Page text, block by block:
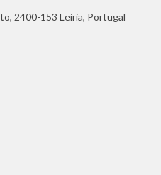
2400-153 Leiria, Portugal